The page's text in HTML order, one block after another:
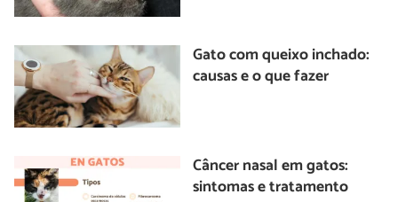
Gato com queixo inchado:
causas e o que fazer
Câncer nasal em gatos:
sintomas e tratamento